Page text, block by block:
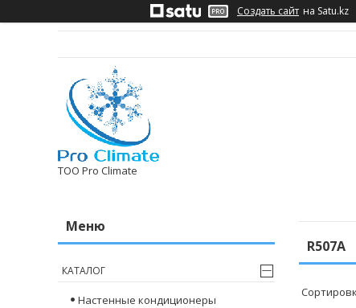
Создать сайт на Satu.kz
ТОО Pro Climate
R507A
КАТАЛОГ
Настенные кондиционеры